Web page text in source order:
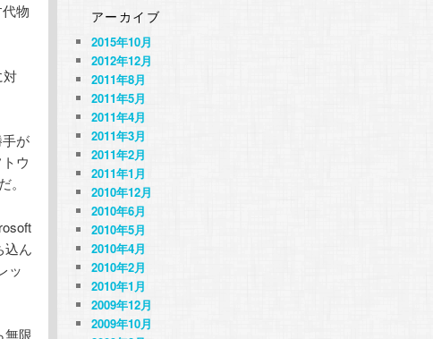
物
対
が
ウ
込ん
ッ
無限
アーカイブ
2015年10月
2012年12月
2011年8月
2011年5月
2011年4月
2011年3月
2011年2月
2011年1月
2010年12月
2010年6月
2010年5月
2010年4月
2010年2月
2010年1月
2009年12月
2009年10月